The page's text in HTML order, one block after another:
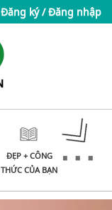
Đăng ký / Đăng nhập
ĐẸP + CÔNG
THỨC CỦA BẠN